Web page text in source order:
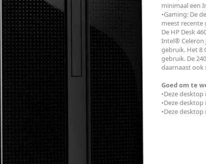
minimaal een
•Gaming: De
meest recente
De HP Desk
Intel® Celeron
gebruik. Het 8
gebruik. De
daarnaast ook
Goed om te
•Deze
•Deze
•Deze